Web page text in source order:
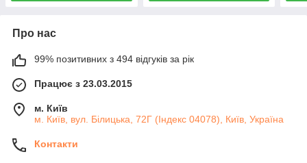
Про нас
99% позитивних з 494 відгуків за рік
Працює з 23.03.2015
м. Київ
м. Київ, вул. Білицька, 72Г (Індекс 04078), Київ, Україна
Контакти